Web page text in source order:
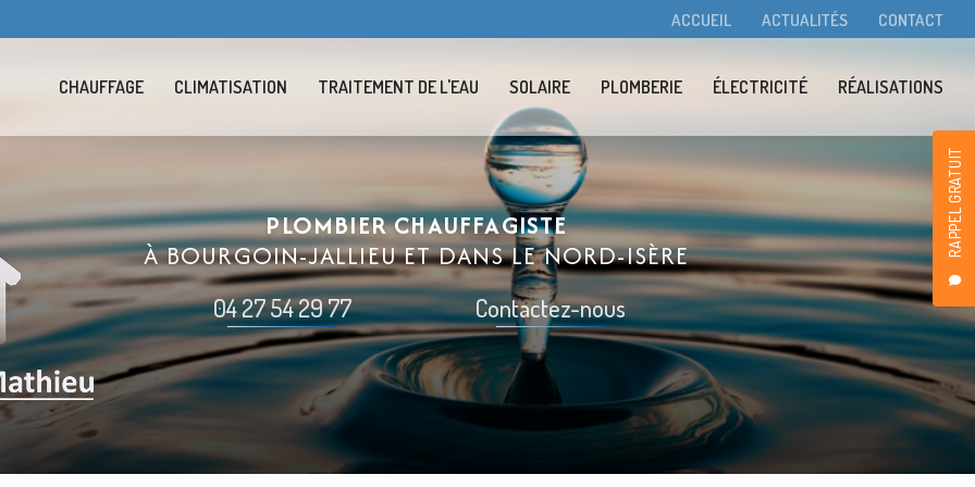
RAPPEL GRATUIT
ACCUEIL ACTUALITÉS
CONTACT
CHAUFFAGE
CLIMATISATION TRAITEMENT DE L'EAU SOLAIRE PLOMBERIE ÉLECTRICITÉ RÉALISATIONS
PLOMBIER CHAUFFAGISTE
À BOURGOIN-JALLIEU ET DANS LENORD-ISÈRE
04 27 54 29 77 Contactez-nous